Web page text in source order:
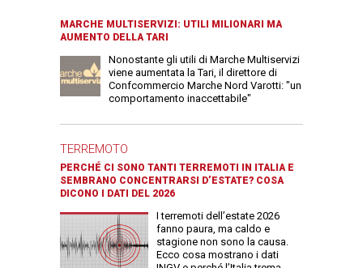
MARCHE MULTISERVIZI: UTILI MILIONARI MA
AUMENTO DELLA TARI
Nonostante gli utili di Marche Multiservizi
viene aumentata la Tari, il direttore di
Confcommercio Marche Nord Varotti: "un
comportamento inaccettabile"
TERREMOTO
PERCHÉ CI SONO TANTI TERREMOTI IN ITALIA E
SEMBRANO CONCENTRARSI D’ESTATE? COSA
DICONO I DATI DEL 2026
I terremoti dell’estate 2026
fanno paura, ma caldo e
stagione non sono la causa.
Ecco cosa mostrano i dati